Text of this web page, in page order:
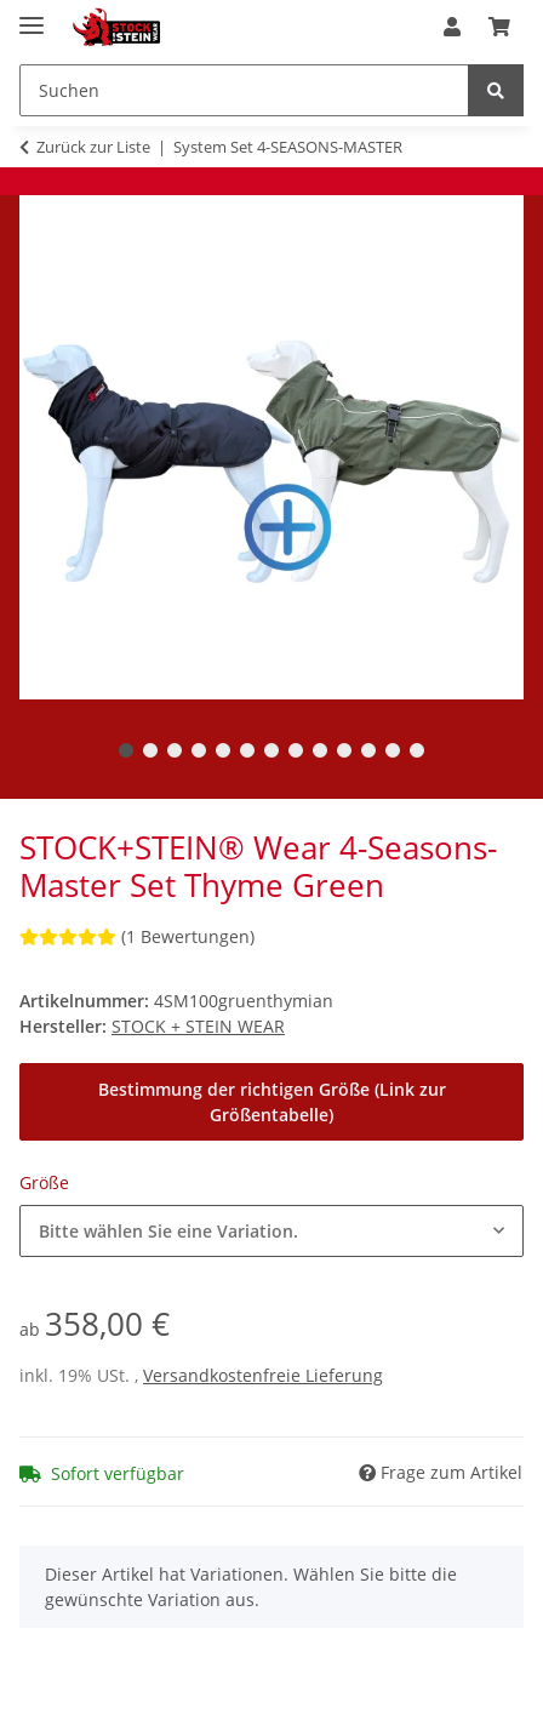
Zurück zur Liste System Set 4-SEASONS-MASTER
STOCK+STEIN® Wear 4-Seasons-
Master Set Thyme Green
(1 Bewertungen)
Artikelnummer: 4SM100gruenthymian
Hersteller: STOCK + STEIN WEAR
Bestimmung der richtigen Größe (Link zur
Größentabelle)
Größe
Bitte wählen Sie eine Variation.
ab 358,00 €
inkl. 19% USt. , Versandkostenfreie Lieferung
Sofort verfügbar Frage zum Artikel
x
Dieser Artikel hat Variationen. Wählen Sie bitte die
gewünschte Variation aus.